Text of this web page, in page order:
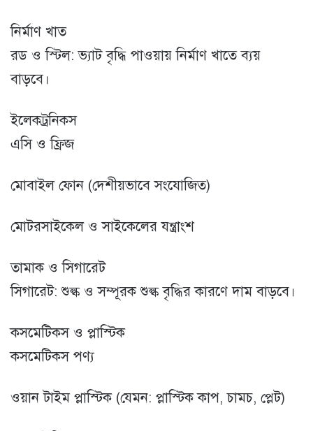
নির্মাণ খাত
রড ও স্টিল: ভ্যাট বৃদ্ধি পাওয়ায় নির্মাণ খাতে ব্যয়
বাড়বে।
ইলেকট্রনিকস
এসি ও ফ্রিজ
মোবাইল ফোন (দেশীয়ভাবে সংযোজিত)
মোটরসাইকেল ও সাইকেলের যন্ত্রাংশ
তামাক ও সিগারেট
সিগারেট: শুল্ক ও সম্পূরক শুল্ক বৃদ্ধির কারণে দাম বাড়বে।
কসমেটিকস ও প্লাস্টিক
কসমেটিকস পণ্য
ওয়ান টাইম প্লাস্টিক (যেমন: প্লাস্টিক কাপ, চামচ, প্লেট)